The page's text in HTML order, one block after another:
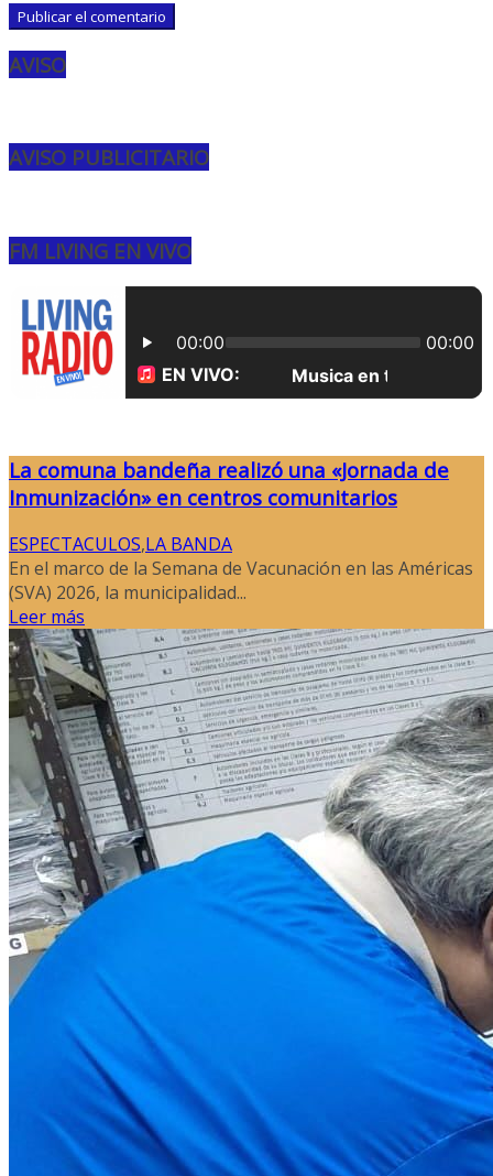
AVISO
AVISO PUBLICITARIO
FM LIVING EN VIVO
La comuna bandeña realizó una «Jornada de
Inmunización» en centros comunitarios
ESPECTACULOS,LA BANDA
En el marco de la Semana de Vacunación en las Américas
(SVA) 2026, la municipalidad...
Leer más